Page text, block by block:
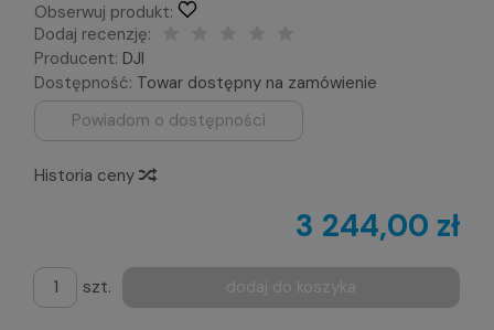
Obserwuj produkt:
Dodaj recenzję:
Producent: DJI
Dostępność: Towar dostępny na zamówienie
Powiadom o dostępności
Historia ceny
3 244,00 zł
szt. dodaj do koszyka